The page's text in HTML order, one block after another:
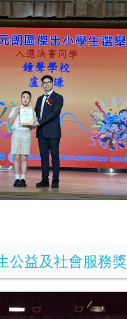
公益及社會服務獎